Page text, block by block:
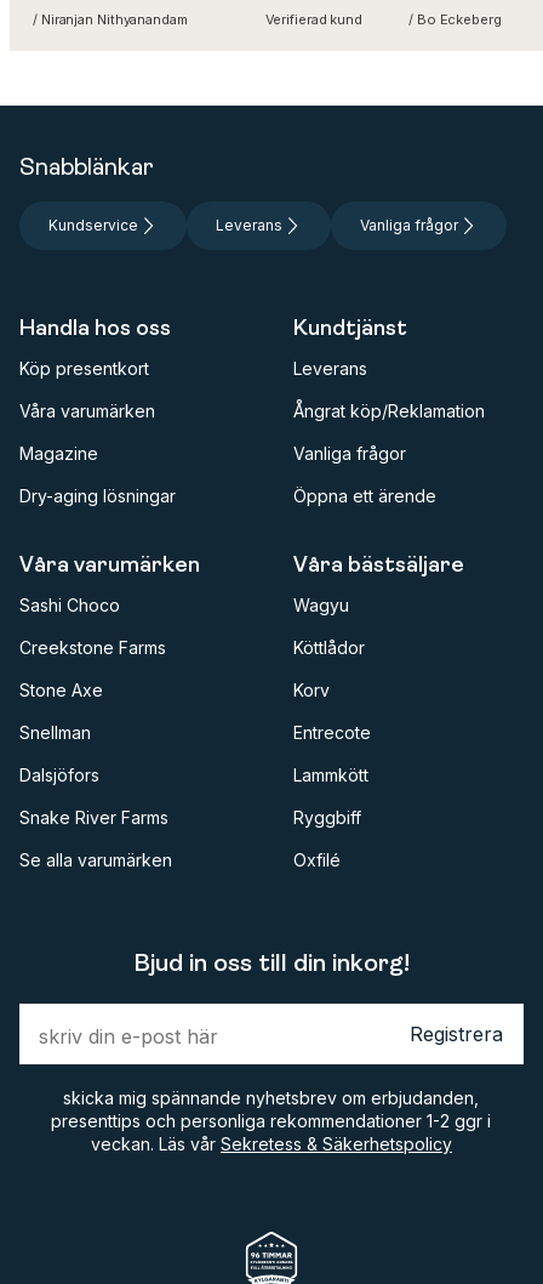
/ Niranjan Nithyanandam Verifierad kund / Bo Eckeberg
Bjud in oss till din inkorg!
Registrera
skicka mig spännande nyhetsbrev om erbjudanden,
presenttips och personliga rekommendationer 1-2 ggr i
veckan. Läs vår Sekretess & Säkerhetspolicy
Handla hos oss
Köp presentkort
Våra varumärken
Magazine
Dry-aging lösningar
Kundtjänst
Leverans
Ångrat köp/Reklamation
Vanliga frågor
Öppna ett ärende
Våra varumärken
Sashi Choco
Creekstone Farms
Stone Axe
Snellman
Dalsjöfors
Snake River Farms
Se alla varumärken
Våra bästsäljare
Wagyu
Köttlådor
Korv
Entrecote
Lammkött
Ryggbiff
Oxfilé
Snabblänkar
Kundservice Leverans Vanliga frågor